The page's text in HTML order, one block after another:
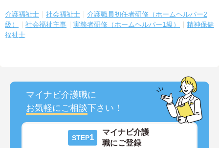
介護福祉士 社会福祉士
介護職員初任者研修（ホームヘルパー2
級）
社会福祉主事 実務者研修（ホームヘルパー1級）
精神保健
福祉士
マイナビ介護職に
お気軽にご相談下さい！
STEP1
マイナビ介護
職にご登録